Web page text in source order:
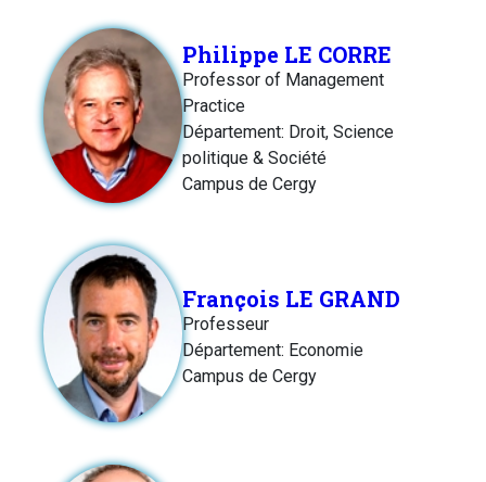
Philippe LE CORRE
Professor of Management
Practice
Département: Droit, Science
politique & Société
Campus de Cergy
François LE GRAND
Professeur
Département: Economie
Campus de Cergy